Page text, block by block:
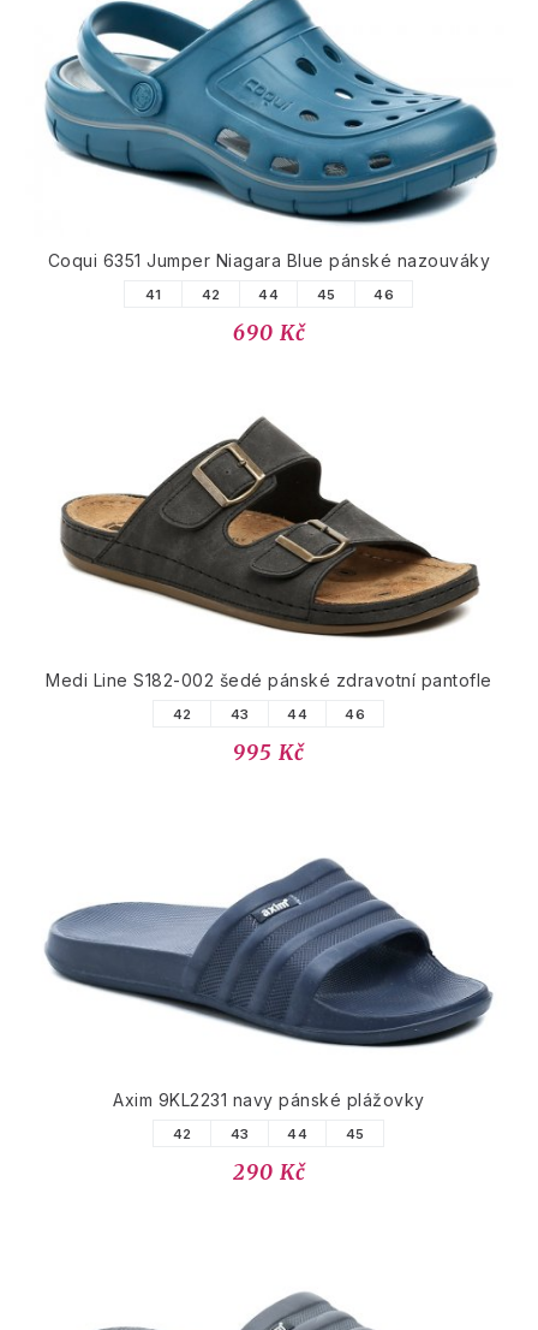
Coqui 6351 Jumper Niagara Blue pánské nazouváky
41 42 44 45 46
690 Kč
Medi Line S182-002 šedé pánské zdravotní pantofle
42 43 44 46
995 Kč
Axim 9KL2231 navy pánské plážovky
42 43 44 45
290 Kč